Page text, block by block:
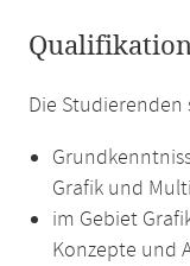
Die Studierenden
Grafik und
im Gebiet
Konzepte und